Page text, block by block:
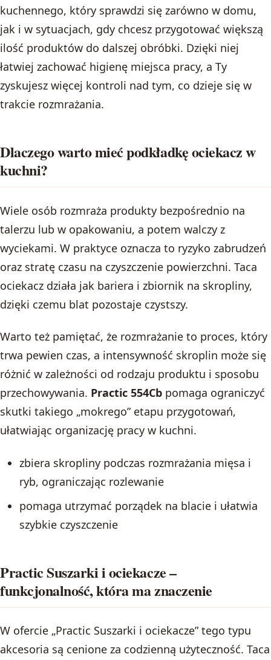
kuchennego, który sprawdzi się zarówno w domu,
jak i w sytuacjach, gdy chcesz przygotować większą
ilość produktów do dalszej obróbki. Dzięki niej
łatwiej zachować higienę miejsca pracy, a Ty
zyskujesz więcej kontroli nad tym, co dzieje się w
trakcie rozmrażania.
Dlaczego warto mieć podkładkę ociekacz w
kuchni?
Wiele osób rozmraża produkty bezpośrednio na
talerzu lub w opakowaniu, a potem walczy z
wyciekami. W praktyce oznacza to ryzyko zabrudzeń
oraz stratę czasu na czyszczenie powierzchni. Taca
ociekacz działa jak bariera i zbiornik na skropliny,
dzięki czemu blat pozostaje czystszy.
Warto też pamiętać, że rozmrażanie to proces, który
trwa pewien czas, a intensywność skroplin może się
różnić w zależności od rodzaju produktu i sposobu
przechowywania. Practic 554Cb pomaga ograniczyć
skutki takiego „mokrego” etapu przygotowań,
ułatwiając organizację pracy w kuchni.
zbiera skropliny podczas rozmrażania mięsa i
ryb, ograniczając rozlewanie
pomaga utrzymać porządek na blacie i ułatwia
szybkie czyszczenie
Practic Suszarki i ociekacze –
funkcjonalność, która ma znaczenie
W ofercie „Practic Suszarki i ociekacze” tego typu
akcesoria są cenione za codzienną użyteczność. Taca